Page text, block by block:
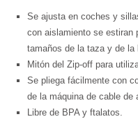
Se ajusta en coches y
con aislamiento se estiran
tamaños de la taza y de la
Mitón del Zip-off para
Se pliega fácilmente con
de la máquina de cable de
Libre de BPA y ftalatos.